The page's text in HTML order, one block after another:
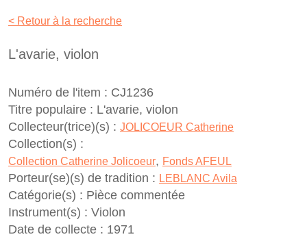
< Retour à la recherche
L'avarie, violon
Numéro de l'item : CJ1236
Titre populaire : L'avarie, violon
Collecteur(trice)(s) : JOLICOEUR Catherine
Collection(s) :
Collection Catherine Jolicoeur, Fonds AFEUL
Porteur(se)(s) de tradition : LEBLANC Avila
Catégorie(s) : Pièce commentée
Instrument(s) : Violon
Date de collecte : 1971